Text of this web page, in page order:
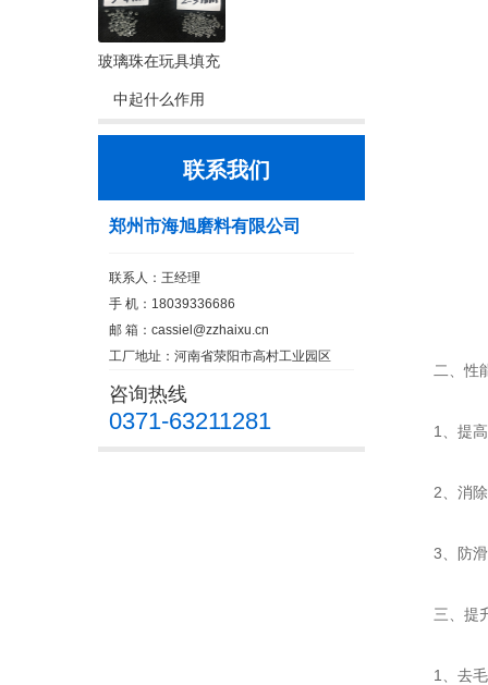
玻璃珠在玩具填充
中起什么作用
联系我们
郑州市海旭磨料有限公司
联系人：王经理
手 机：18039336686
邮 箱： cassiel@zzhaixu.cn
工厂地址：河南省荥阳市高村工业园区
咨询热线
0371-63211281
二、性能
1、提高耐
2、消除
3、防滑与
三、提升
1、去毛刺